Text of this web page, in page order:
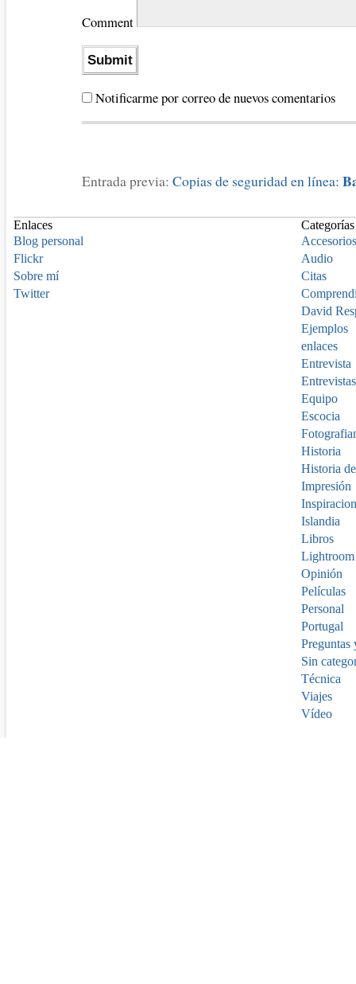
Comment
Notificarme por correo de nuevos comentarios
Entrada previa: Copias de seguridad en línea:
Enlaces
Blog personal
Flickr
Sobre mí
Twitter
Categorías
Accesorios
Audio
Citas
David
Ejemplos
enlaces
Entrevista
Entrevistas
Equipo
Escocia
Historia
Historia
Impresión
Islandia
Libros
Lightroom
Opinión
Películas
Personal
Portugal
Preguntas
Sin
Técnica
Viajes
Vídeo